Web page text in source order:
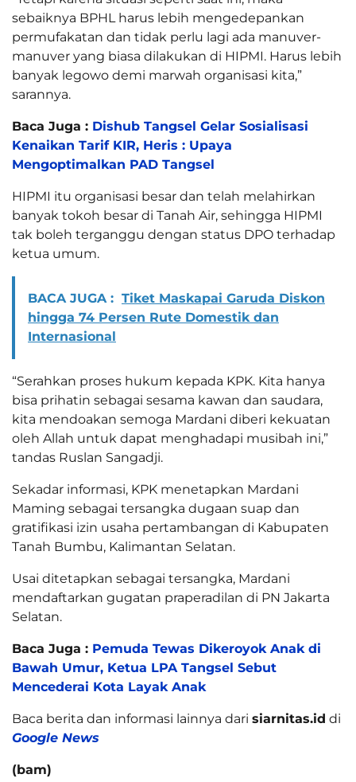
sebaiknya BPHL harus lebih mengedepankan
permufakatan dan tidak perlu lagi ada manuver-
manuver yang biasa dilakukan di HIPMI. Harus lebih
banyak legowo demi marwah organisasi kita,”
sarannya.
Baca Juga : Dishub Tangsel Gelar Sosialisasi
Kenaikan Tarif KIR, Heris : Upaya
Mengoptimalkan PAD Tangsel
HIPMI itu organisasi besar dan telah melahirkan
banyak tokoh besar di Tanah Air, sehingga HIPMI
tak boleh terganggu dengan status DPO terhadap
ketua umum.
BACA JUGA : Tiket Maskapai Garuda Diskon
hingga 74 Persen Rute Domestik dan
Internasional
“Serahkan proses hukum kepada KPK. Kita hanya
bisa prihatin sebagai sesama kawan dan saudara,
kita mendoakan semoga Mardani diberi kekuatan
oleh Allah untuk dapat menghadapi musibah ini,”
tandas Ruslan Sangadji.
Sekadar informasi, KPK menetapkan Mardani
Maming sebagai tersangka dugaan suap dan
gratifikasi izin usaha pertambangan di Kabupaten
Tanah Bumbu, Kalimantan Selatan.
Usai ditetapkan sebagai tersangka, Mardani
mendaftarkan gugatan praperadilan di PN Jakarta
Selatan.
Baca Juga : Pemuda Tewas Dikeroyok Anak di
Bawah Umur, Ketua LPA Tangsel Sebut
Mencederai Kota Layak Anak
Baca berita dan informasi lainnya dari siarnitas.id di
Google News
(bam)